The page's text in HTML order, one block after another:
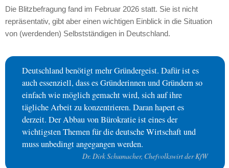
Die Blitzbefragung fand im Februar 2026 statt. Sie ist nicht
repräsentativ, gibt aber einen wichtigen Einblick in die Situation
von (werdenden) Selbstständigen in Deutschland.
Deutschland benötigt mehr Gründergeist. Dafür ist es
auch essenziell, dass es Gründerinnen und Gründern so
einfach wie möglich gemacht wird, sich auf ihre
tägliche Arbeit zu konzentrieren. Daran hapert es
derzeit. Der Abbau von Bürokratie ist eines der
wichtigsten Themen für die deutsche Wirtschaft und
muss unbedingt angegangen werden.
Dr. Dirk Schumacher, Chefvolkswirt der KfW